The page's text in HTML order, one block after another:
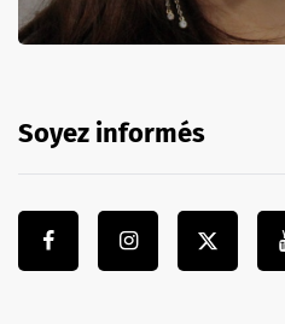
Soyez informés